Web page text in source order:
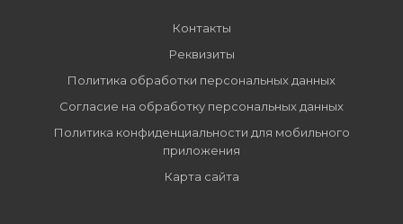
Контакты
Реквизиты
Политика обработки персональных данных
Согласие на обработку персональных данных
Политика конфиденциальности для мобильного
приложения
Карта сайта